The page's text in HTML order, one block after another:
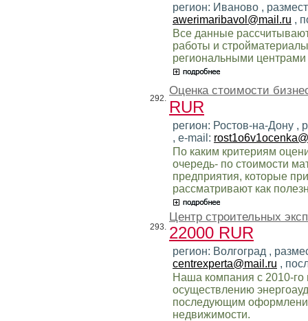
регион: Иваново ,
awerimaribavol@mail.ru ,
Все данные
работы и
региональными
292.
Оценка стоимости
RUR
регион: Ростов-на-Дону
, e-mail:
По каким критериям
очередь- по стоимости
предприятия, которые
рассматривают как
293.
Центр строительных
22000 RUR
регион: Волгоград ,
centrexperta@mail.ru ,
Наша компания с 2010-го
осуществлению
последующим
недвижимости.